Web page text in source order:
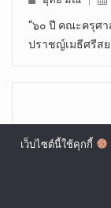
“๖๐ ปี คณะครุศ
ปราชญ์เมธีศรีสย
เว็บไซต์นี้ใช้คุกกี้